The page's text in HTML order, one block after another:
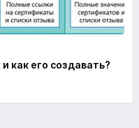
как его создавать?